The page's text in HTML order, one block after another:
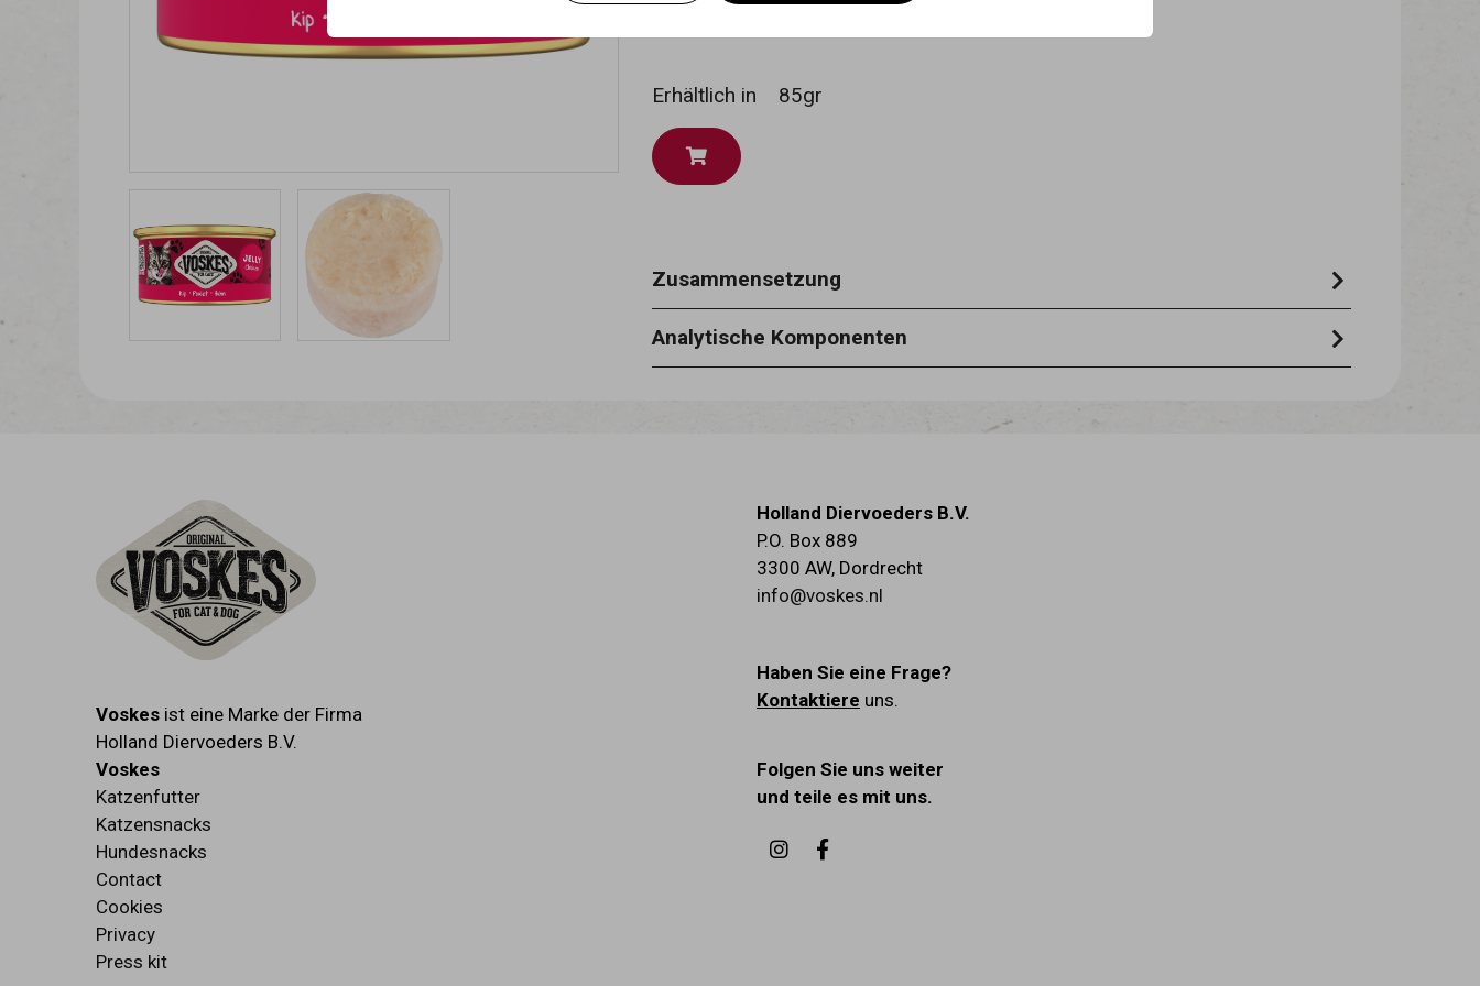
Erhältlich in 85gr
Zusammensetzung
huhn 35%, reis 1,5%, pflanzliche gelatine 1%
Analytische Komponenten
Voskes ist eine Marke der Firma
Holland Diervoeders B.V.
Holland Diervoeders B.V.
P.O. Box 889
3300 AW, Dordrecht
info@voskes.nl
Haben Sie eine Frage?
Kontaktiere uns.
Voskes
Katzenfutter
Katzensnacks
Hundesnacks
Contact
Cookies
Privacy
Press kit
Folgen Sie uns weiter
und teile es mit uns.